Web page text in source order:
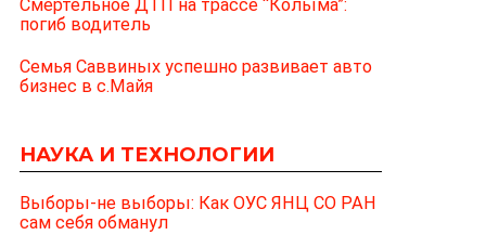
Смертельное ДТП на трассе “Колыма”:
погиб водитель
Семья Саввиных успешно развивает авто
бизнес в с.Майя
НАУКА И ТЕХНОЛОГИИ
Выборы-не выборы: Как ОУС ЯНЦ СО РАН
сам себя обманул